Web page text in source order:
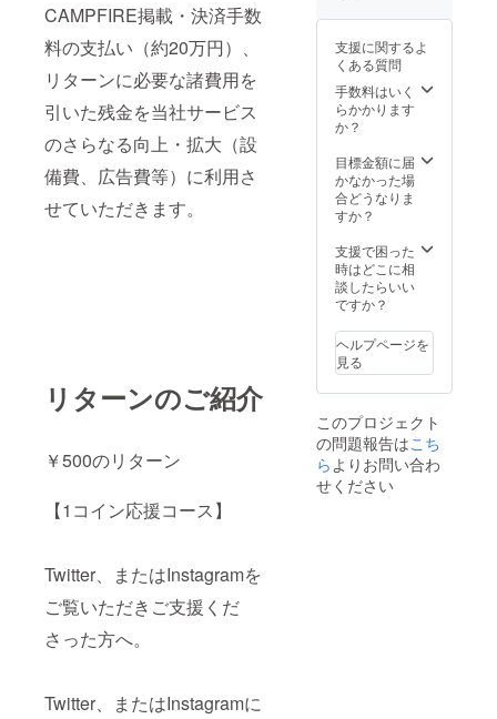
CAMPFIRE掲載・決済手数
料の支払い（約20万円）、
リターンに必要な諸費用を
引いた残金を当社サービス
のさらなる向上・拡大（設
備費、広告費等）に利用さ
せていただきます。
リターンのご紹介
￥500のリターン
【1コイン応援コース】
Twitter、またはInstagramを
ご覧いただきご支援くだ
さった方へ。
Twitter、またはInstagramに
数は無
させて
いただ
きま
す。 リ
ターン
確実に
するた
めに、
メール
スのご
記入の
ご協力
をお願
ます。
追って
当方よ
、また
は
Instagr
amの
ユー
尚、作
業にお
伺いす
る際の
交通費
および
負担と
させて
いただ
有効期
限（作
業期
2022年
～2022
年5月31
日
一日で
完了さ
せてい
ただき
ますの
で、午
訪問と
させて
いただ
アコン
クリー
ニング
作業日
きまし
ては、
以下の
期間内
談させ
ていた
だきま
す。
を郵送
させて
いただ
きま
す。
（送料
アコン
クリー
ニング
当たり1
時間30
分から2
時間ほ
ます。
作業は
一日で
完了さ
ただき
ますの
で、午
前中か
らのご
確実に
めに、
メール
アドレ
ス、お
届け先
入のご
協力を
お願い
致しま
名前、
ご住所
が確認
でき次
別チ
ケット
を郵送
させて
きま
す。
（送料
当方負
担） エ
支援に関するよ
くある質問
手数料はいく
らかかります
か？
目標金額に届
かなかった場
合どうなりま
すか？
支援で困った
時はどこに相
談したらいい
ですか？
ヘルプページを
見る
このプロジェクト
の問題報告はこち
ら よりお問い合わ
せください